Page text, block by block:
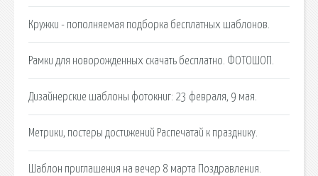
Кружки - пополняемая подборка бесплатных шаблонов.
Рамки для новорожденных скачать бесплатно. ФОТОШОП.
Дизайнерские шаблоны фотокниг: 23 февраля, 9 мая.
Метрики, постеры достижений Распечатай к празднику.
Шаблон приглашения на вечер 8 марта Поздравления.